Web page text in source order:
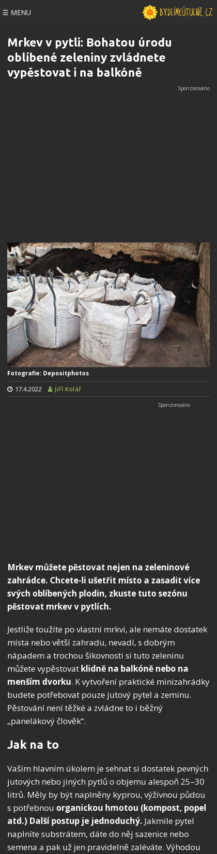
☰ MENU
Mrkev v pytli: Bohatou úrodu
oblíbené zeleniny zvládnete
vypěstovat i na balkóně
Fotografie: Depositphotos
17.4.2022 Jiří Kolář
Mrkev můžete pěstovat nejen na zeleninové
zahrádce. Chcete-li ušetřit místo a zasadit více
svých oblíbených plodin, zkuste tuto sezónu
pěstovat mrkev v pytlích.
Jestliže toužíte po vlastní mrkvi, ale nemáte dostatek
místa nebo větší zahradu, nevadí, s dobrým
nápadem a trochou šikovnosti si tuto zeleninu
můžete vypěstovat klidně na balkóně nebo na
menším dvorku. K vytvoření praktické minizahrádky
budete potřebovat pouze jutový pytel a zeminu.
Pěstování není těžké a zvládne to i běžný
„panelákový člověk“.
Jak na to
Vaším hlavním úkolem je sehnat si dostatek pevných
jutových nebo jiných pytlů o objemu alespoň 25–30
litrů. Měly by být naplněny kyprou, výživnou půdou
s potřebnou organickou hmotou (kompost, popel
atd.) Další postup je jednoduchý. Jakmile pytel
naplníte substrátem, dáte do něj sazenice nebo
semena a pak už jen pravidelně zaléváte. Výhodou